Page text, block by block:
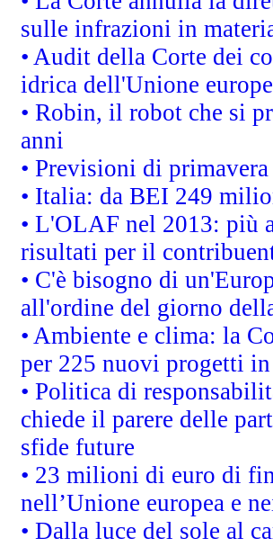
sulle infrazioni in
• Audit della Corte dei
idrica dell'Unione
• Robin, il robot che si
anni
• Previsioni di
• Italia: da BEI 249
• L'OLAF nel 2013: più
risultati per il
• C'è bisogno di
all'ordine del giorno
• Ambiente e clima: la
per 225 nuovi progetti
• Politica di
chiede il parere delle
sfide future
• 23 milioni di euro di
nell’Unione europea e
• Dalla luce del sole al